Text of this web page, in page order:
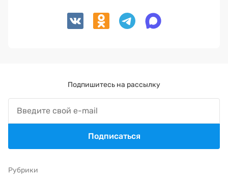
Рубрики
Подпишитесь на рассылку
Подписаться